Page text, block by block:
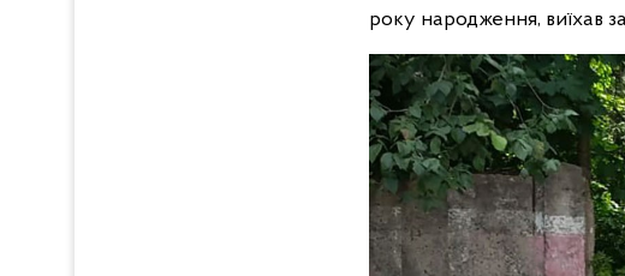
року народження, виїхав